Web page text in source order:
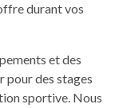
durant vos
et des
pour des stages
sportive. Nous